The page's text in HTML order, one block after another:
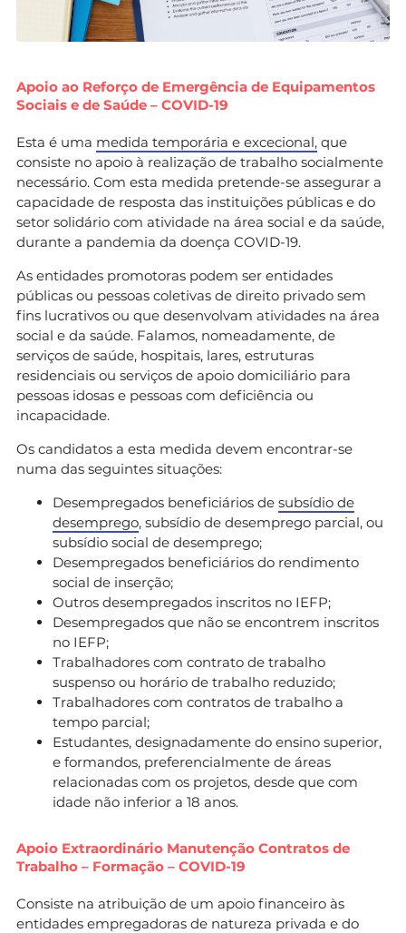
Apoio ao Reforço de Emergência de Equipamentos
Sociais e de Saúde – COVID-19
Esta é uma medida temporária e excecional, que
consiste no apoio à realização de trabalho socialmente
necessário. Com esta medida pretende-se assegurar a
capacidade de resposta das instituições públicas e do
setor solidário com atividade na área social e da saúde,
durante a pandemia da doença COVID-19.
As entidades promotoras podem ser entidades
públicas ou pessoas coletivas de direito privado sem
fins lucrativos ou que desenvolvam atividades na área
social e da saúde. Falamos, nomeadamente, de
serviços de saúde, hospitais, lares, estruturas
residenciais ou serviços de apoio domiciliário para
pessoas idosas e pessoas com deficiência ou
incapacidade.
Os candidatos a esta medida devem encontrar-se
numa das seguintes situações:
Desempregados beneficiários de subsídio de
desemprego, subsídio de desemprego parcial, ou
subsídio social de desemprego;
Desempregados beneficiários do rendimento
social de inserção;
Outros desempregados inscritos no IEFP;
Desempregados que não se encontrem inscritos
no IEFP;
Trabalhadores com contrato de trabalho
suspenso ou horário de trabalho reduzido;
Trabalhadores com contratos de trabalho a
tempo parcial;
Estudantes, designadamente do ensino superior,
e formandos, preferencialmente de áreas
relacionadas com os projetos, desde que com
idade não inferior a 18 anos.
Apoio Extraordinário Manutenção Contratos de
Trabalho – Formação – COVID-19
Consiste na atribuição de um apoio financeiro às
entidades empregadoras de natureza privada e do